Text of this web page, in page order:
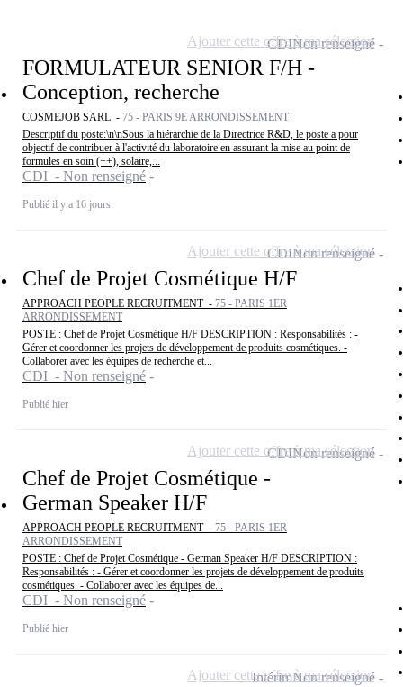
FORMULATEUR SENIOR F/H -
Conception, recherche
COSMEJOB SARL - 75 - PARIS 9E ARRONDISSEMENT
Descriptif du poste:\n\nSous la hiérarchie de la Directrice R&D, le poste a pour
objectif de contribuer à l'activité du laboratoire en assurant la mise au point de
formules en soin (++), solaire,...
CDI - Non renseigné
Publié il y a 16 jours
CDINon renseigné
Ajouter cette offre à ma sélection
Chef de Projet Cosmétique H/F
APPROACH PEOPLE RECRUITMENT - 75 - PARIS 1ER
ARRONDISSEMENT
POSTE : Chef de Projet Cosmétique H/F DESCRIPTION : Responsabilités : -
Gérer et coordonner les projets de développement de produits cosmétiques. -
Collaborer avec les équipes de recherche et...
CDI - Non renseigné
Publié hier
CDINon renseigné
Ajouter cette offre à ma sélection
Chef de Projet Cosmétique -
German Speaker H/F
APPROACH PEOPLE RECRUITMENT - 75 - PARIS 1ER
ARRONDISSEMENT
POSTE : Chef de Projet Cosmétique - German Speaker H/F DESCRIPTION :
Responsabilités : - Gérer et coordonner les projets de développement de produits
cosmétiques. - Collaborer avec les équipes de...
CDI - Non renseigné
Publié hier
CDINon renseigné
Ajouter cette offre à ma sélection
IntérimNon renseigné
Ajouter cette offre à ma sélection